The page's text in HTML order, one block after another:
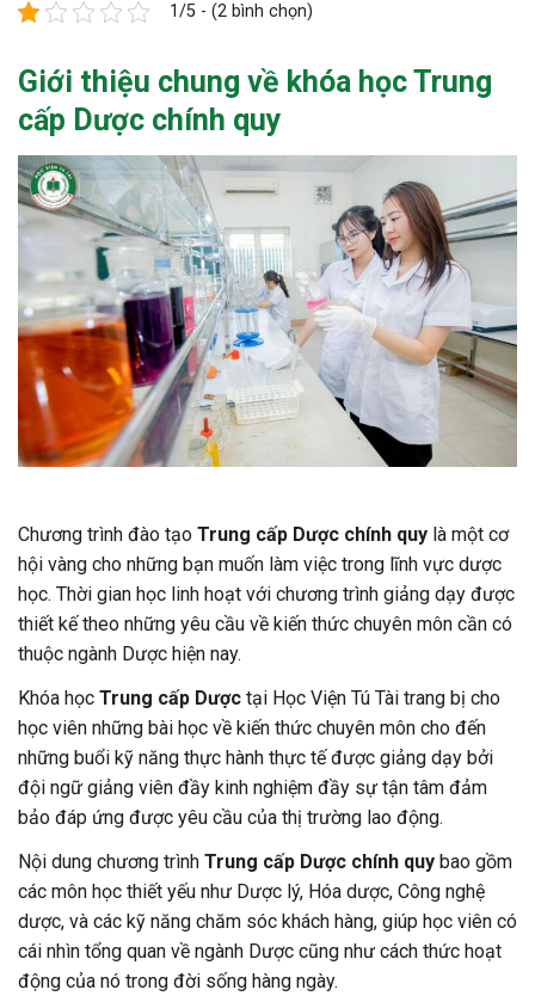
1/5 - (2 bình chọn)
Giới thiệu chung về khóa họcTrung
cấp Dược chính quy
Chương trình đào tạo Trung cấp Dược chính quy là một cơ
hội vàng cho những bạn muốn làm việc trong lĩnh vực dược
học. Thời gian học linh hoạt với chương trình giảng dạy được
thiết kế theo những yêu cầu về kiến thức chuyên môn cần có
thuộc ngành Dược hiện nay.
Khóa học Trung cấp Dược tại Học Viện Tú Tài trang bị cho
học viên những bài học về kiến thức chuyên môn cho đến
những buổi kỹ năng thực hành thực tế được giảng dạy bởi
đội ngữ giảng viên đầy kinh nghiệm đầy sự tận tâm đảm
bảo đáp ứng được yêu cầu của thị trường lao động.
Nội dung chương trình Trung cấp Dược chính quy bao gồm
các môn học thiết yếu như Dược lý, Hóa dược, Công nghệ
dược, và các kỹ năng chăm sóc khách hàng, giúp học viên có
cái nhìn tổng quan về ngành Dược cũng như cách thức hoạt
động của nó trong đời sống hàng ngày.